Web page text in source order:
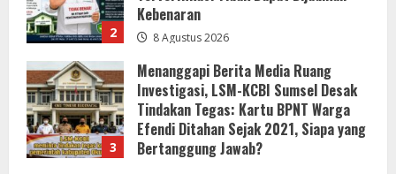
3
Efendi Ditahan Sejak 2021, Siapa yang
Bertanggung Jawab?
4
Kaperwil Sumsel Media Rajawalinews
Angkat BicaraDugaan Penggelapan
Dana Desa Rp84 Juta, Kades
Argomulyo Belitang Jaya Hilang 3
Bulan Bawa Anggaran Pembangunan